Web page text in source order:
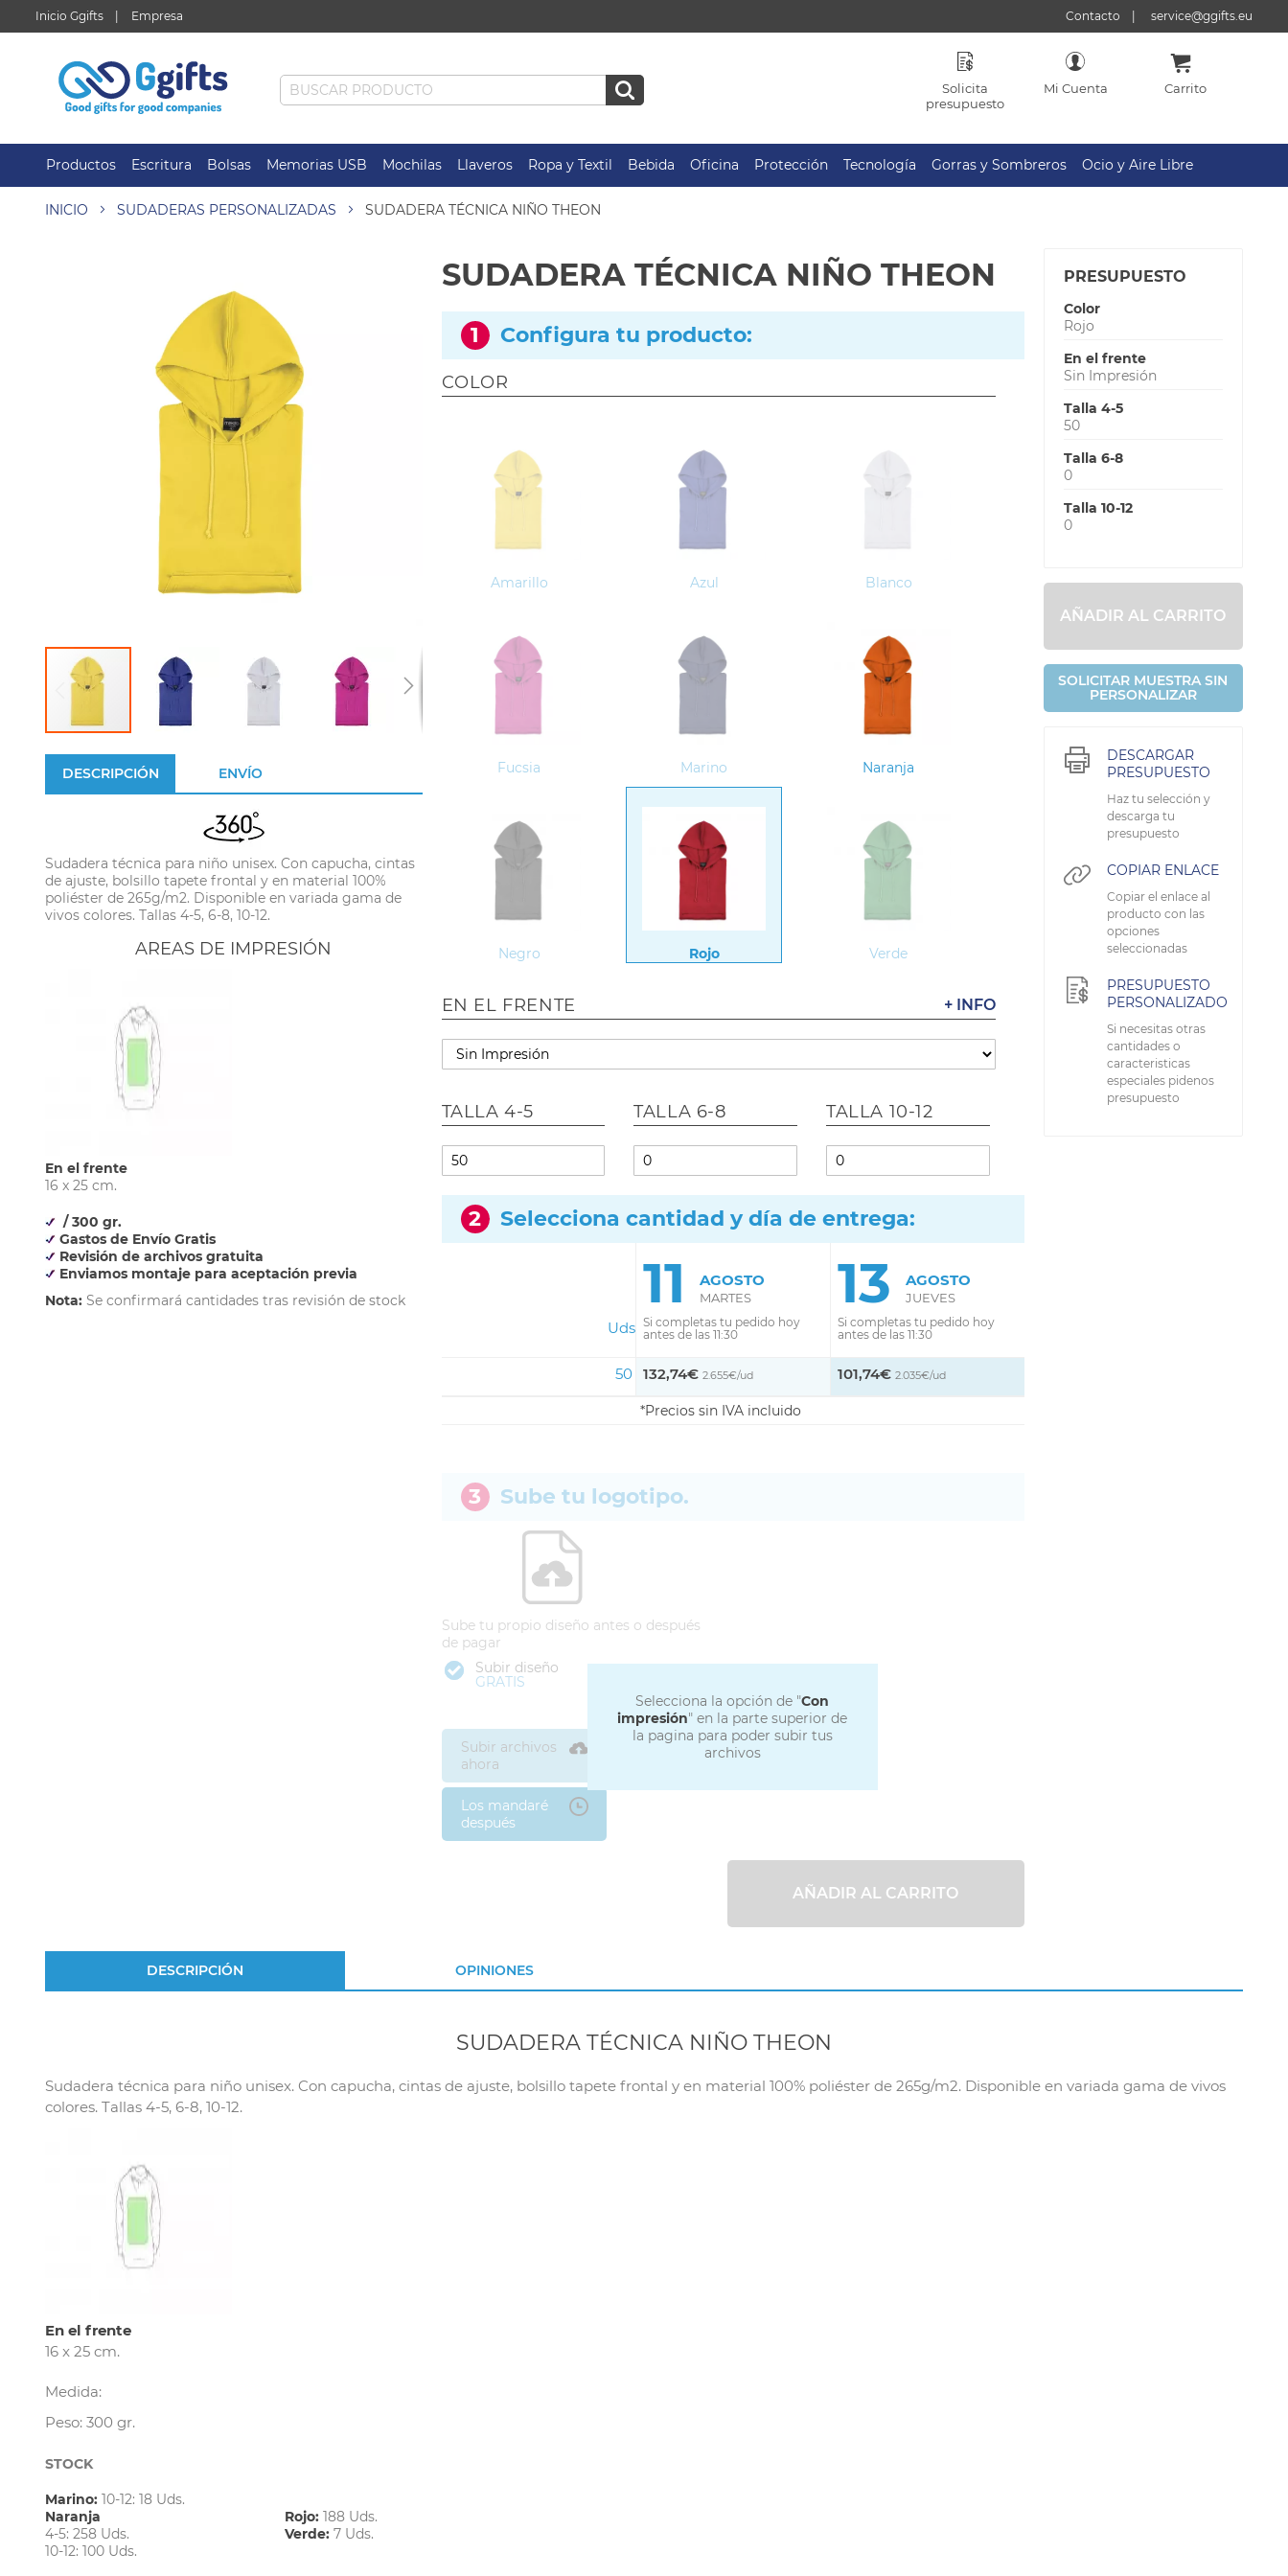
Inicio Ggifts Empresa Contacto service@ggifts.eu
Solicita
presupuesto
Mi Cuenta Carrito
Productos Escritura Bolsas Memorias USB Mochilas Llaveros Ropa y Textil Bebida Oficina Protección Tecnología Gorras y Sombreros Ocio y Aire Libre
INICIO SUDADERAS PERSONALIZADAS SUDADERA TÉCNICA NIÑO THEON
DESCRIPCIÓN
Sudadera técnica para niño unisex. Con capucha, cintas
de ajuste, bolsillo tapete frontal y en material 100%
poliéster de 265g/m2. Disponible en variada gama de
vivos colores. Tallas 4-5, 6-8, 10-12.
AREAS DE IMPRESIÓN
En el frente
16 x 25 cm.
/ 300 gr.
Gastos de Envío Gratis
Revisión de archivos gratuita
Enviamos montaje para aceptación previa
Nota: Se confirmará cantidades tras revisión de stock
ENVÍO
SUDADERA TÉCNICA NIÑO THEON
1 Configura tu producto:
COLOR
Amarillo Azul Blanco
Fucsia Marino Naranja
Negro Rojo Verde
+ INFO
EN EL FRENTE
TALLA 4-5 TALLA 6-8 TALLA 10-12
2 Selecciona cantidad y día de entrega:
Uds
11 AGOSTO
MARTES
Si completas tu pedido hoy
antes de las 11:30
13 AGOSTO
JUEVES
Si completas tu pedido hoy
antes de las 11:30
50 132,74€ 2.655€/ud 101,74€ 2.035€/ud
Precios sin IVA incluido
Selecciona la opción de "Con
impresión" en la parte superior de
la pagina para poder subir tus
archivos
3 Sube tu logotipo.
Sube tu propio diseño antes o después
de pagar
Subir diseño
GRATIS
Subir archivos
ahora
Los mandaré
después
AÑADIR AL CARRITO
PRESUPUESTO
Color
Rojo
En el frente
Sin Impresión
Talla 4-5
50
Talla 6-8
0
Talla 10-12
0
AÑADIR AL CARRITO
SOLICITAR MUESTRA SIN
PERSONALIZAR
DESCARGAR
PRESUPUESTO
Haz tu selección y
descarga tu
presupuesto
COPIAR ENLACE
Copiar el enlace al
producto con las
opciones
seleccionadas
PRESUPUESTO
PERSONALIZADO
Si necesitas otras
cantidades o
caracteristicas
especiales pidenos
presupuesto
DESCRIPCIÓN
SUDADERA TÉCNICA NIÑO THEON
Sudadera técnica para niño unisex. Con capucha, cintas de ajuste, bolsillo tapete frontal y en material 100% poliéster de 265g/m2. Disponible en variada gama de vivos
colores. Tallas 4-5, 6-8, 10-12.
En el frente
16 x 25 cm.
Medida:
Peso: 300 gr.
OPINIONES
STOCK
Marino: 10-12: 18 Uds.
Naranja
4-5: 258 Uds.
10-12: 100 Uds.
Rojo: 188 Uds.
Verde: 7 Uds.